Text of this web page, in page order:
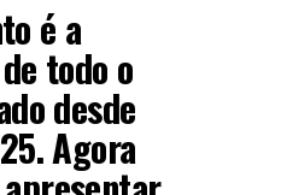
é a
todo o
desde
Agora